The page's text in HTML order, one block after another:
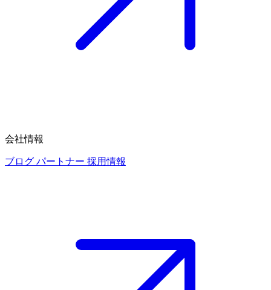
会社情報
ブログ パートナー 採用情報